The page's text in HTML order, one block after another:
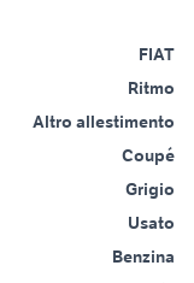
FIAT
Ritmo
Altro allestimento
Coupé
Grigio
Usato
Benzina